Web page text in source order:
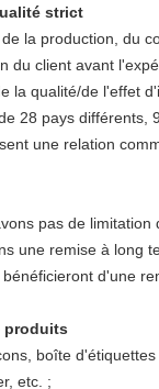
strict
la production, du
du client avant
la qualité/de l'effet
28 pays différents,
une relation
pas de
une remise à long
d'une
produits
boîte
etc. ;